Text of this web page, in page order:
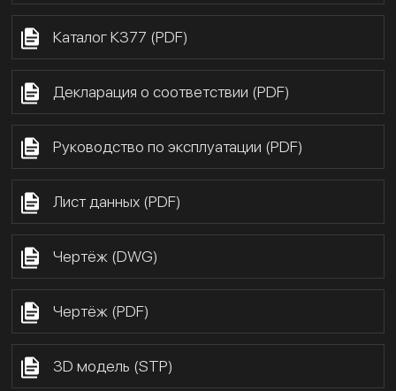
Каталог К377 (PDF)
Декларация о соответствии (PDF)
Руководство по эксплуатации (PDF)
Лист данных (PDF)
Чертёж (DWG)
Чертёж (PDF)
3D модель (STP)